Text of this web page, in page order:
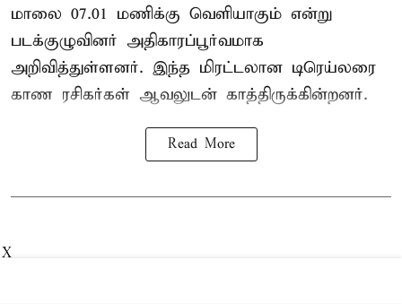
மாலை 07.01 மணிக்கு வெளியாகும் என்று
படக்குழுவினர் அதிகாரப்பூர்வமாக
அறிவித்துள்ளனர். இந்த மிரட்டலான டிரெய்லரை
காண ரசிகர்கள் ஆவலுடன் காத்திருக்கின்றனர்.
Read More
X